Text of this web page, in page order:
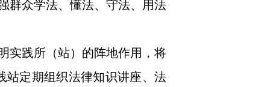
群众学法、懂法、守法、用法
实践所（站）的阵地作用，将
站定期组织法律知识讲座、法